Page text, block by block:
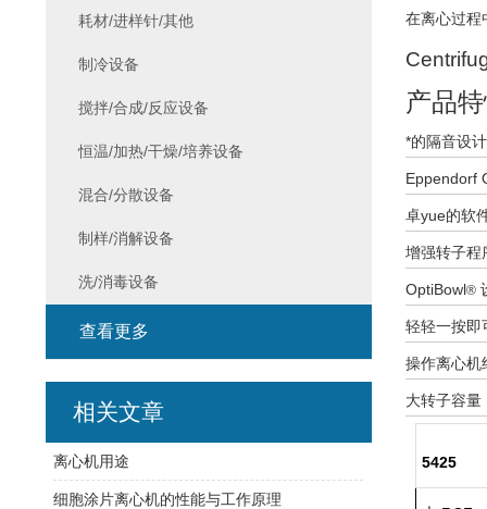
在离心过程
产品
*的隔音设
Eppendorf
卓yue的软
增强转子程
OptiBowl®
轻轻一按即
操作离心机
大转子容量
5425
耗材/进样针/其他
制冷设备
搅拌/合成/反应设备
恒温/加热/干燥/培养设备
混合/分散设备
制样/消解设备
洗/消毒设备
查看更多
相关文章
离心机用途
细胞涂片离心机的性能与工作原理